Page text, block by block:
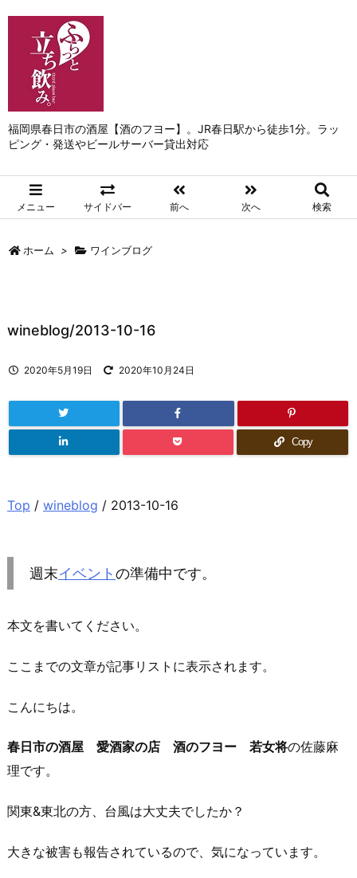
福岡県春日市の酒屋【酒のフヨー】。JR春日駅から徒歩1分。ラッ
ピング・発送やビールサーバー貸出対応
メニュー サイドバー 前へ 次へ 検索
ホーム > ワインブログ
wineblog/2013-10-16
2020年5月19日 2020年10月24日
Copy
Top / wineblog / 2013-10-16
週末イベントの準備中です。
本文を書いてください。
ここまでの文章が記事リストに表示されます。
こんにちは。
春日市の酒屋 愛酒家の店 酒のフヨー 若女将の佐藤麻
理です。
関東&東北の方、台風は大丈夫でしたか？
大きな被害も報告されているので、気になっています。